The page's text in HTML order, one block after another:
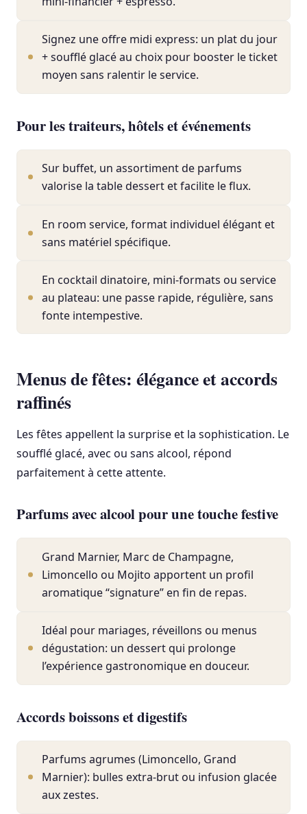
Signez une offre midi express: un plat du jour
+ soufflé glacé au choix pour booster le ticket
moyen sans ralentir le service.
Pour les traiteurs, hôtels et événements
Sur buffet, un assortiment de parfums
valorise la table dessert et facilite le flux.
En room service, format individuel élégant et
sans matériel spécifique.
En cocktail dinatoire, mini-formats ou service
au plateau: une passe rapide, régulière, sans
fonte intempestive.
Menus de fêtes: élégance et accords
raffinés
Les fêtes appellent la surprise et la sophistication. Le
soufflé glacé, avec ou sans alcool, répond
parfaitement à cette attente.
Parfums avec alcool pour une touche festive
Grand Marnier, Marc de Champagne,
Limoncello ou Mojito apportent un profil
aromatique “signature” en fin de repas.
Idéal pour mariages, réveillons ou menus
dégustation: un dessert qui prolonge
l’expérience gastronomique en douceur.
Accords boissons et digestifs
Parfums agrumes (Limoncello, Grand
Marnier): bulles extra-brut ou infusion glacée
aux zestes.